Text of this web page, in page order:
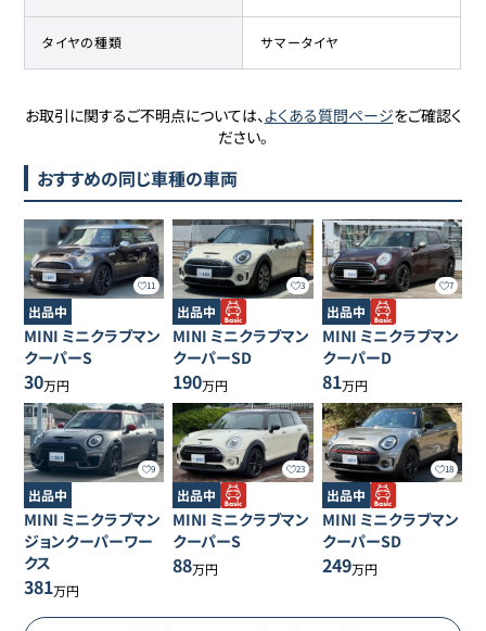
タイヤの種類 サマータイヤ
お取引に関するご不明点については、よくある質問ページをご確認く
ださい。
おすすめの同じ車種の車両
11
出品中
MINI ミニクラブマン
クーパーS
30万円
3
出品中
MINI ミニクラブマン
クーパーSD
190万円
7
出品中
MINI ミニクラブマン
クーパーD
81万円
9
出品中
MINI ミニクラブマン
ジョンクーパーワー
クス
381万円
23
出品中
MINI ミニクラブマン
クーパーS
88万円
18
出品中
MINI ミニクラブマン
クーパーSD
249万円